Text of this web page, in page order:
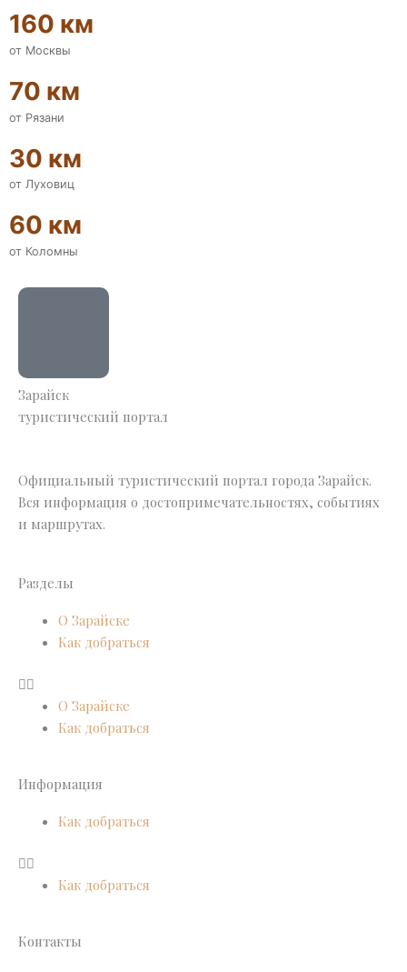
160 км
от Москвы
70 км
от Рязани
30 км
от Луховиц
60 км
от Коломны
Зарайск
туристический портал
Официальный туристический портал города Зарайск.
Вся информация о достопримечательностях, событиях
и маршрутах.
Разделы
О Зарайске
Как добраться
О Зарайске
Как добраться
Информация
Как добраться
Как добраться
Контакты